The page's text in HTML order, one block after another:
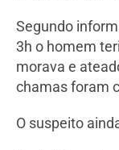
Segundo
3h o homem
morava e
chamas foram
O suspeito